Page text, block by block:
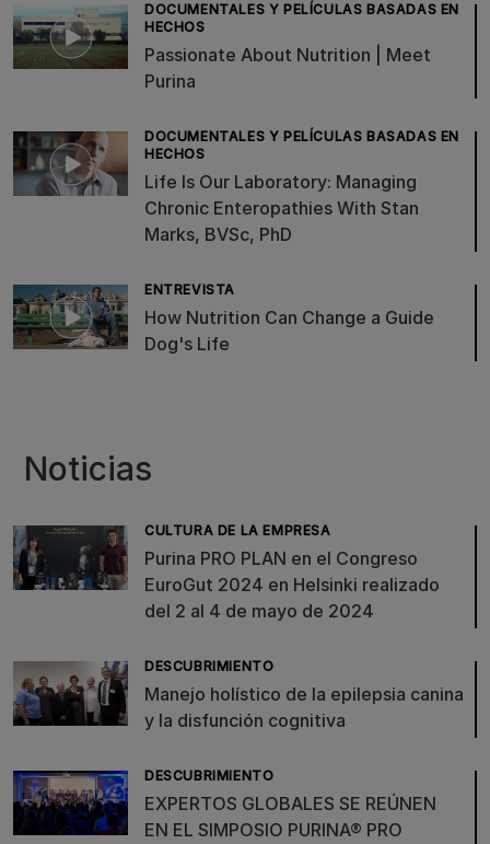
DOCUMENTALES Y PELÍCULAS BASADAS EN
HECHOS
Passionate About Nutrition | Meet
Purina
DOCUMENTALES Y PELÍCULAS BASADAS EN
HECHOS
Life Is Our Laboratory: Managing
Chronic Enteropathies With Stan
Marks, BVSc, PhD
ENTREVISTA
How Nutrition Can Change a Guide
Dog's Life
Noticias
CULTURA DE LA EMPRESA
Purina PRO PLAN en el Congreso
EuroGut 2024 en Helsinki realizado
del 2 al 4 de mayo de 2024
DESCUBRIMIENTO
Manejo holístico de la epilepsia canina
y la disfunción cognitiva
DESCUBRIMIENTO
EXPERTOS GLOBALES SE REÚNEN
EN EL SIMPOSIO PURINA® PRO